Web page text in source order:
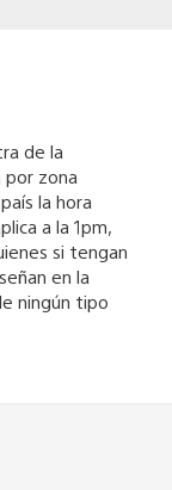
de la
por zona
la hora
a la 1pm,
si tengan
en la
ningún tipo